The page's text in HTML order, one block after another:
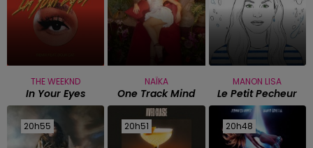
THE WEEKND
In Your Eyes
NAÏKA
One Track Mind
MANON LISA
Le Petit Pecheur
20h55
20h55 20h51
20h51 20h48
20h48